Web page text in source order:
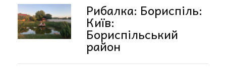
Рибалка: Бориспіль:
Київ:
Бориспільський
район